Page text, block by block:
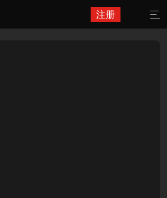
注册 